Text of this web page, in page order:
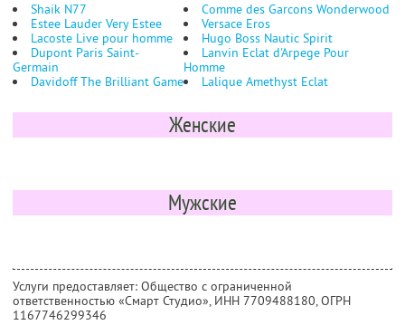
Shaik N77
Comme des Garcons Wonderwood
Estee Lauder Very Estee
Versace Eros
Lacoste Live pour homme
Hugo Boss Nautic Spirit
Dupont Paris Saint-
Germain
Lanvin Eclat d'Arpege Pour
Homme
Davidoff The Brilliant Game
Lalique Amethyst Eclat
Женские
Мужские
Услуги предоставляет: Общество с ограниченной
ответственностью «Смарт Студио», ИНН 7709488180, ОГРН
1167746299346